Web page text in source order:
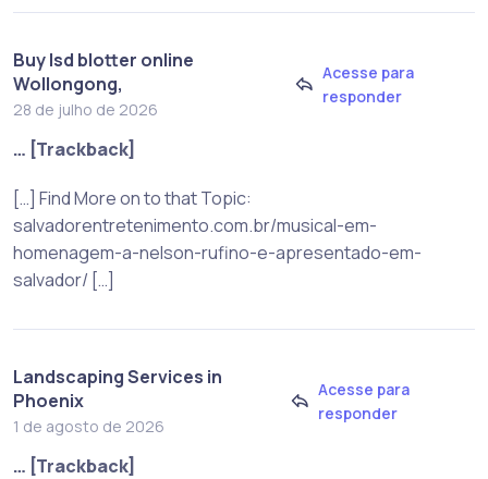
Buy lsd blotter online
Wollongong,
28 de julho de 2026
Acesse para
responder
… [Trackback]
[…] Find More on to that Topic:
salvadorentretenimento.com.br/musical-em-
homenagem-a-nelson-rufino-e-apresentado-em-
salvador/ […]
Landscaping Services in
Phoenix
1 de agosto de 2026
Acesse para
responder
… [Trackback]